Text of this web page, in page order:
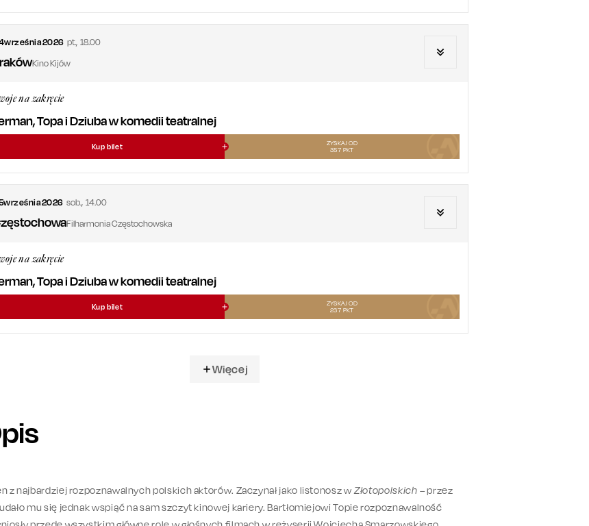
września2026 pt., 18.00
Kino Kijów
na zakręcie
Topa i Dziuba w komedii teatralnej
Kup bilet
ZYSKAJ OD
357 PKT
września2026 sob., 14.00
Filharmonia Częstochowska
na zakręcie
Topa i Dziuba w komedii teatralnej
Kup bilet
ZYSKAJ OD
237 PKT
Więcej
z najbardziej rozpoznawalnych polskich aktorów. Zaczynał jako listonosz wZłotopolskich – przez
mu się jednak wspiąć na sam szczyt kinowej kariery. Bartłomiejowi Topie rozpoznawalność